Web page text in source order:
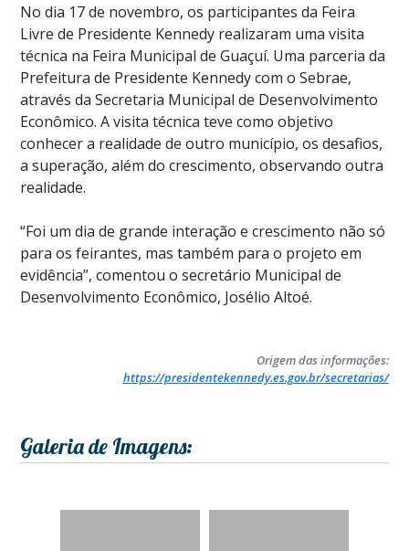
No dia 17 de novembro, os participantes da Feira
Livre de Presidente Kennedy realizaram uma visita
técnica na Feira Municipal de Guaçuí. Uma parceria da
Prefeitura de Presidente Kennedy com o Sebrae,
através da Secretaria Municipal de Desenvolvimento
Econômico. A visita técnica teve como objetivo
conhecer a realidade de outro município, os desafios,
a superação, além do crescimento, observando outra
realidade.
“Foi um dia de grande interação e crescimento não só
para os feirantes, mas também para o projeto em
evidência”, comentou o secretário Municipal de
Desenvolvimento Econômico, Josélio Altoé.
Origem das informações:
https://presidentekennedy.es.gov.br/secretarias/
Galeria de Imagens: